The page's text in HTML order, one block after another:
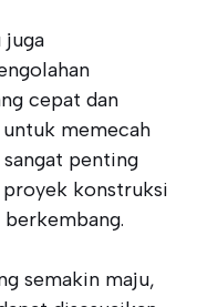
juga
cepat dan
memecah
penting
proyek konstruksi
semakin maju,